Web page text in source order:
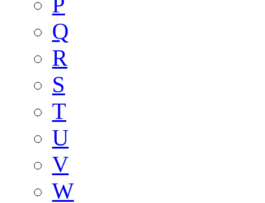
Q
R
S
T
U
V
W